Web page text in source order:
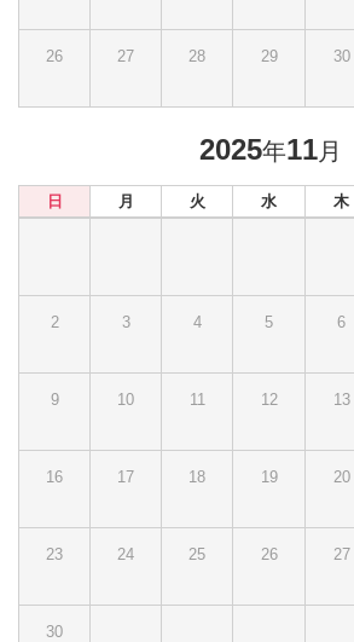
26 27 28 29 30
2025年11月
日 月 火 水 木
2 3 4 5 6
9 10 11 12 13
16 17 18 19 20
23 24 25 26 27
30